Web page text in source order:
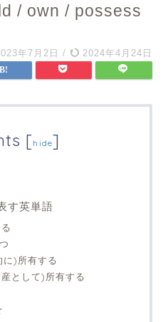
/ own / possess
年7月2日 / 2024年4月24日
[hide]
す英単語
に)所有する
として)所有する